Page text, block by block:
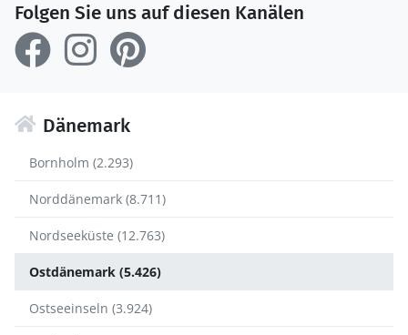
Folgen Sie uns auf diesen Kanälen
Dänemark
Bornholm (2.293)
Norddänemark (8.711)
Nordseeküste (12.763)
Ostdänemark (5.426)
Ostseeinseln (3.924)